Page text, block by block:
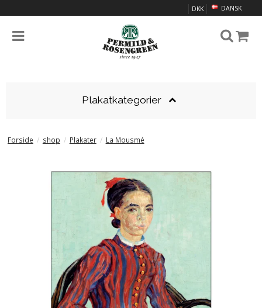
DANSK
DKK
Plakatkategorier
Forside / shop / Plakater / La Mousmé